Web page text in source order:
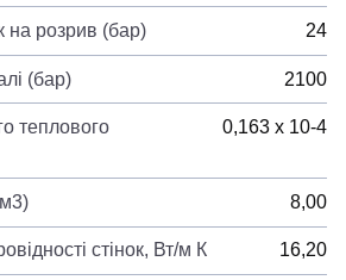
на розрив (бар) 24
(бар) 2100
теплового
0,163 х 10-4
8,00
стінок, Вт/м К 16,20